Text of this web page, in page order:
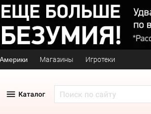
Магазины Игротеки
Каталог